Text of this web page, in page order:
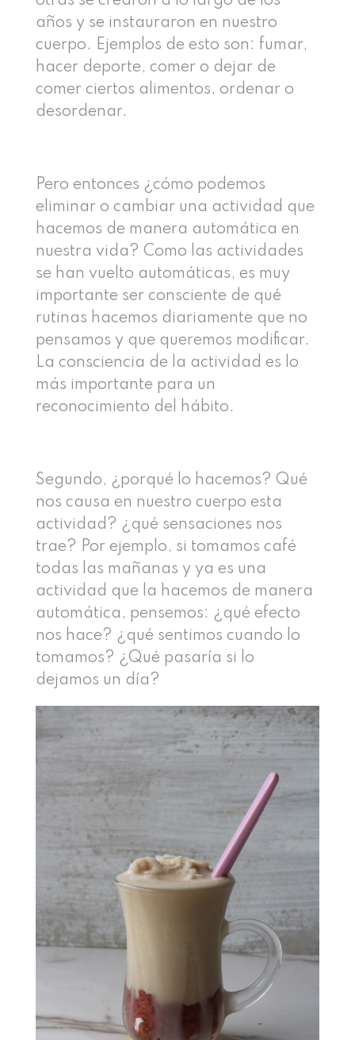
años y se instauraron en nuestro
cuerpo. Ejemplos de esto son: fumar,
hacer deporte, comer o dejar de
comer ciertos alimentos, ordenar o
desordenar.
Pero entonces ¿cómo podemos
eliminar o cambiar una actividad que
hacemos de manera automática en
nuestra vida? Como las actividades
se han vuelto automáticas, es muy
importante ser consciente de qué
rutinas hacemos diariamente que no
pensamos y que queremos modificar.
La consciencia de la actividad es lo
más importante para un
reconocimiento del hábito.
Segundo, ¿porqué lo hacemos? Qué
nos causa en nuestro cuerpo esta
actividad? ¿qué sensaciones nos
trae? Por ejemplo, si tomamos café
todas las mañanas y ya es una
actividad que la hacemos de manera
automática, pensemos: ¿qué efecto
nos hace? ¿qué sentimos cuando lo
tomamos? ¿Qué pasaría si lo
dejamos un día?